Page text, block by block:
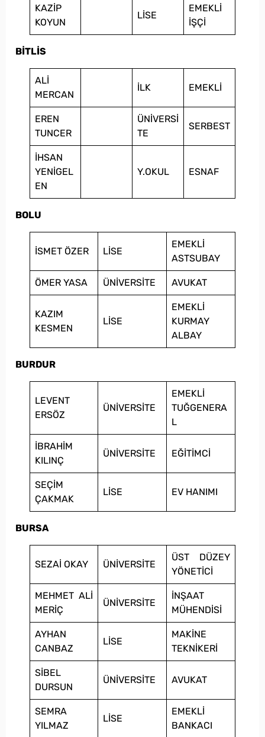
KAZİP
KOYUN
LİSE
EMEKLİ
İŞÇİ
BİTLİS
ALİ
MERCAN
İLK EMEKLİ
EREN
TUNCER
ÜNİVERSİ
TE
SERBEST
İHSAN
YENİGEL
EN
Y.OKUL ESNAF
BOLU
İSMET ÖZER LİSE
EMEKLİ
ASTSUBAY
ÖMER YASA ÜNİVERSİTE AVUKAT
KAZIM
KESMEN
LİSE
EMEKLİ
KURMAY
ALBAY
BURDUR
LEVENT
ERSÖZ
ÜNİVERSİTE
EMEKLİ
TUĞGENERA
L
İBRAHİM
KILINÇ
ÜNİVERSİTE EĞİTİMCİ
SEÇİM
ÇAKMAK
LİSE EV HANIMI
BURSA
SEZAİ OKAY ÜNİVERSİTE
ÜST DÜZEY
YÖNETİCİ
MEHMET ALİ
MERİÇ
ÜNİVERSİTE
İNŞAAT
MÜHENDİSİ
AYHAN
CANBAZ
LİSE
MAKİNE
TEKNİKERİ
SİBEL
DURSUN
ÜNİVERSİTE AVUKAT
SEMRA
YILMAZ
LİSE
EMEKLİ
BANKACI